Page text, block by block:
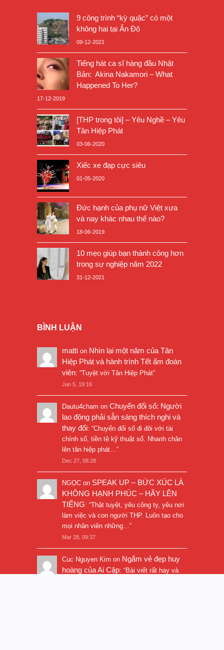
9 công trình “kỳ quặc” có một
không hai tại Ấn Độ
09-12-2021
Tiếng hát ca sĩ hàng đầu Nhật
Bản: Akina Nakamori – What
Happened To Her?
17-12-2019
[THP trong tôi] – Yêu Nghề – Yêu
Tân Hiệp Phát
03-06-2020
Xiếc xe đạp cực siêu
01-05-2020
Đức hạnh của phụ nữ Việt xưa
và nay khác nhau thế nào?
18-06-2019
10 mẹo giúp bạn thành công hơn
trong sự nghiệp năm 2022
31-12-2021
BÌNH LUẬN
matti on Nhìn lại một năm của Tân
Hiệp Phát và hành trình Tết ấm đoàn
viên: “Tuyệt vời Tân Hiệp Phát”
Jan 5, 19:16
Dautu4cham on Chuyển đổi số: Người
lao động phải sẵn sàng thích nghi và
thay đổi: “Chuyển đổi số đi đôi với tài
chính số, tiền tệ kỹ thuật số. Nhanh chân
lên tân hiệp phát…”
Dec 27, 08:28
NGỌC on SPEAK UP – BỨC XÚC LÀ
KHÔNG HẠNH PHÚC – HÃY LÊN
TIẾNG: “Thật tuyệt, yêu công ty, yêu nơi
làm việc và con người THP. Luôn tạo cho
mọi nhân viên những…”
Mar 28, 09:37
Cuc Nguyen Kim on Ngắm vẻ đẹp huy
hoàng của Ai Cập: “Bài viết rất hay và